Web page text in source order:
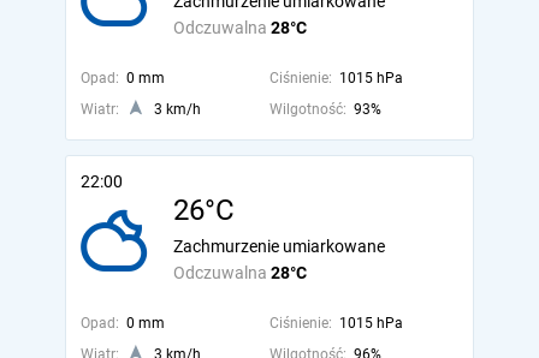
Odczuwalna 28°C
Opad: 0 mm Ciśnienie: 1015 hPa
Wiatr:
3 km/h Wilgotność: 93%
22:00
26°C
Odczuwalna 28°C
Zachmurzenie umiarkowane
Opad: 0 mm Ciśnienie: 1015 hPa
Wiatr:
3 km/h Wilgotność: 96%